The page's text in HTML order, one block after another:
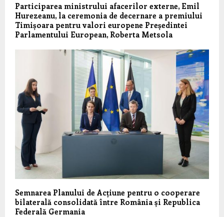
Participarea ministrului afacerilor externe, Emil
Hurezeanu, la ceremonia de decernare a premiului
Timișoara pentru valori europene Președintei
Parlamentului European, Roberta Metsola
Semnarea Planului de Acțiune pentru o cooperare
bilaterală consolidată între România și Republica
Federală Germania